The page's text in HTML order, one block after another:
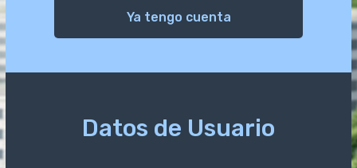
Ya tengo cuenta
Datos de Usuario